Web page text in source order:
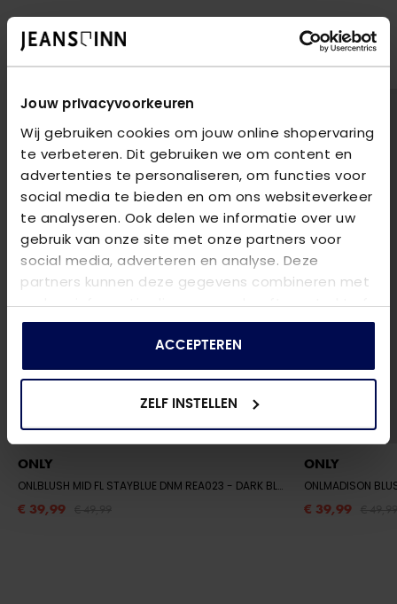
Jouw privacyvoorkeuren
Wij gebruiken cookies om jouw online shopervaring
te verbeteren. Dit gebruiken we om content en
advertenties te personaliseren, om functies voor
social media te bieden en om ons websiteverkeer
te analyseren. Ook delen we informatie over uw
gebruik van onze site met onze partners voor
social media, adverteren en analyse. Deze
partners kunnen deze gegevens combineren met
andere informatie die u aan ze heeft verstrekt of
die ze hebben verzameld op basis van uw gebruik
ACCEPTEREN
ZELF INSTELLEN
AANBEVOLEN VOOR JOU
Shop hier de meest recente jeans van Only
ONLY
ONLBLUSH MID FL STAYBLUE DNM REA023 - DARK BLUE DENIM
€ 39,99
ONLY
ONLMADISON
€ 39,99